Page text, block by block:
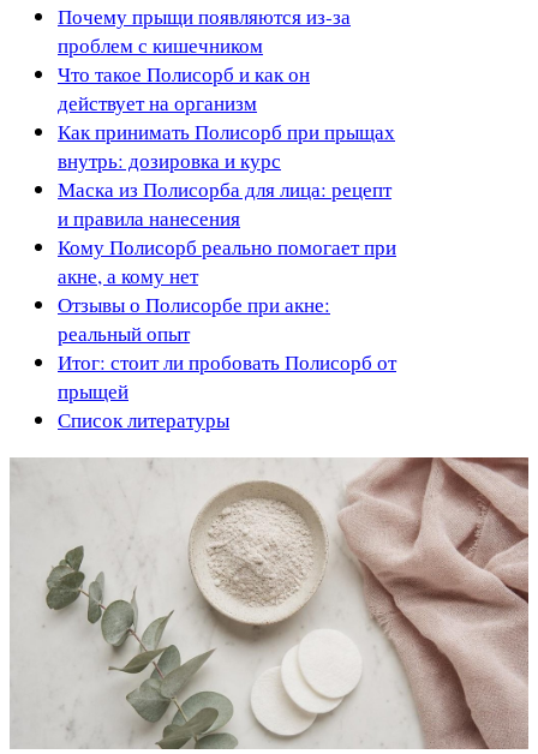
Почему прыщи появляются из-за
проблем с кишечником
Что такое Полисорб и как он
действует на организм
Как принимать Полисорб при прыщах
внутрь: дозировка и курс
Маска из Полисорба для лица: рецепт
и правила нанесения
Кому Полисорб реально помогает при
акне, а кому нет
Отзывы о Полисорбе при акне:
реальный опыт
Итог: стоит ли пробовать Полисорб от
прыщей
Список литературы